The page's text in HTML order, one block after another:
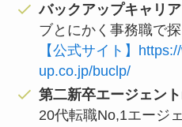
バックアップキャリア
ブとにかく事務職で探
【公式サイト】
up.co.jp/buclp/
第二新卒エージェン
20代転職No,1エージ